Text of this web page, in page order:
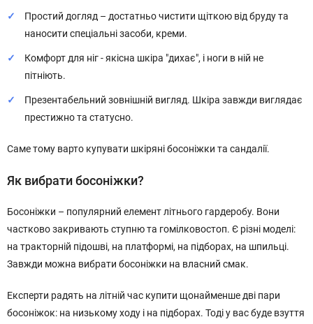
Простий догляд – достатньо чистити щіткою від бруду та
наносити спеціальні засоби, креми.
Комфорт для ніг - якісна шкіра "дихає", і ноги в ній не
пітніють.
Презентабельний зовнішній вигляд. Шкіра завжди виглядає
престижно та статусно.
Саме тому варто купувати шкіряні босоніжки та сандалії.
Як вибрати босоніжки?
Босоніжки – популярний елемент літнього гардеробу. Вони
частково закривають ступню та гомілковостоп. Є різні моделі:
на тракторній підошві, на платформі, на підборах, на шпильці.
Завжди можна вибрати босоніжки на власний смак.
Експерти радять на літній час купити щонайменше дві пари
босоніжок: на низькому ходу і на підборах. Тоді у вас буде взуття